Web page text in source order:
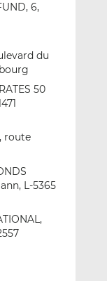
6,
du
50
route
L-5365